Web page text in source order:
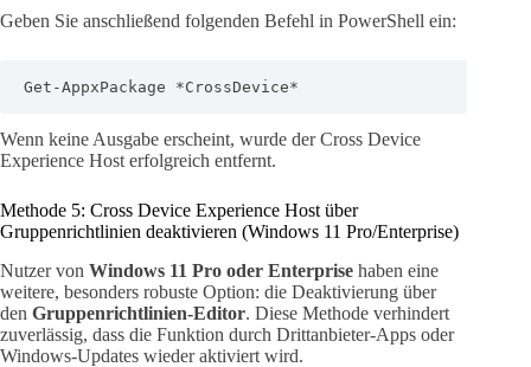
Geben Sie anschließend folgenden Befehl in PowerShell ein:
Get-AppxPackage *CrossDevice*
Wenn keine Ausgabe erscheint, wurde der Cross Device
Experience Host erfolgreich entfernt.
Methode 5: Cross Device Experience Host über
Gruppenrichtlinien deaktivieren (Windows 11 Pro/Enterprise)
Nutzer von Windows 11 Pro oder Enterprise haben eine
weitere, besonders robuste Option: die Deaktivierung über
den Gruppenrichtlinien-Editor. Diese Methode verhindert
zuverlässig, dass die Funktion durch Drittanbieter-Apps oder
Windows-Updates wieder aktiviert wird.